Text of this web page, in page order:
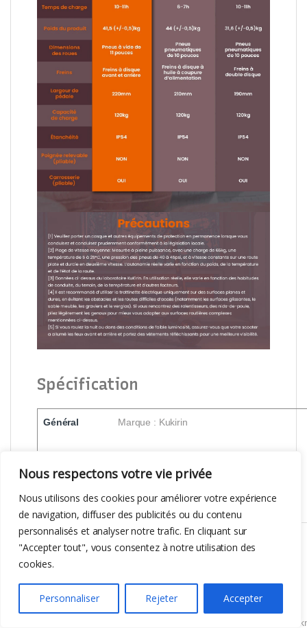
Nous respectons votre vie privée
Nous utilisons des cookies pour améliorer votre expérience
de navigation, diffuser des publicités ou du contenu
personnalisés et analyser notre trafic. En cliquant sur
"Accepter tout", vous consentez à notre utilisation des
cookies.
Personnaliser Rejeter Accepter
Spécification
Général Marque : Kukirin
Type : Trottinette électrique
Modèle : G4 (version 2025)
Paramètre de
base
Charge maximale : 120 kg
1er, 2e, 3e (ralenti) : 20 km/h, 40 km/h, 70